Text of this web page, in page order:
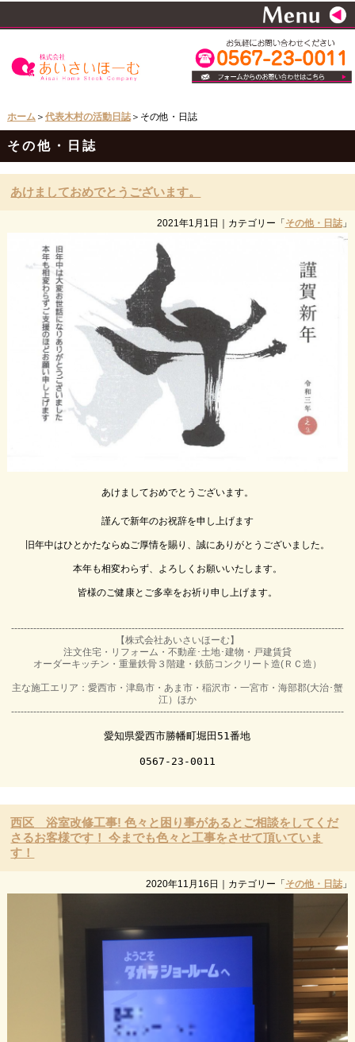
ホーム＞ 代表木村の活動日誌＞その他・日誌
その他・日誌
あけましておめでとうございます。
2021年1月1日 ｜カテゴリー「その他・日誌」
あけましておめでとうございます。
謹んで新年のお祝辞を申し上げます
旧年中はひとかたならぬご厚情を賜り、誠にありがとうございました。
本年も相変わらず、よろしくお願いいたします。
皆様のご健康とご多幸をお祈り申し上げます。
---------------------------------------------------------------------------------------------------------
【株式会社あいさいほーむ】
注文住宅・リフォーム・不動産･土地･建物・戸建賃貸
オーダーキッチン・重量鉄骨３階建・鉄筋コンクリート造(ＲＣ造）
主な施工エリア：愛西市・津島市・あま市・稲沢市・一宮市・海部郡(大治･蟹
江）ほか
---------------------------------------------------------------------------------------------------------
愛知県愛西市勝幡町堀田51番地
0567-23-0011
西区 浴室改修工事! 色々と困り事があるとご相談をしてくだ
さるお客様です！ 今までも色々と工事をさせて頂いていま
す！
2020年11月16日 ｜カテゴリー「その他・日誌」